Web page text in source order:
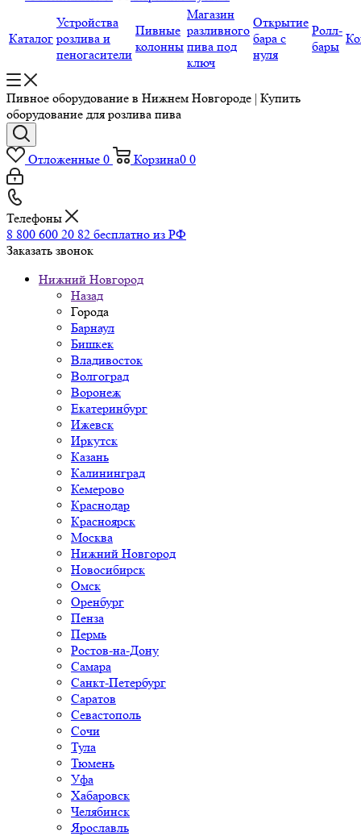
Каталог
Устройства
розлива и
пеногасители
Пивные
колонны
Магазин
разливного
пива под
ключ
Открытие
бара с
нуля
Ролл-
бары
Пивное оборудование в Нижнем Новгороде | Купить
оборудование для розлива пива
Отложенные 0 Корзина0 0
Телефоны
8 800 600 20 82 бесплатно из РФ
Заказать звонок
Нижний Новгород
Назад
Города
Барнаул
Бишкек
Владивосток
Волгоград
Воронеж
Екатеринбург
Ижевск
Иркутск
Казань
Калининград
Кемерово
Краснодар
Красноярск
Москва
Нижний Новгород
Новосибирск
Омск
Оренбург
Пенза
Пермь
Ростов-на-Дону
Самара
Санкт-Петербург
Саратов
Севастополь
Сочи
Тула
Тюмень
Уфа
Хабаровск
Челябинск
Ярославль